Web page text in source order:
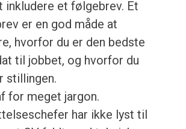
inkludere et følgebrev. Et
er en god måde at
hvorfor du er den bedste
til jobbet, og hvorfor du
stillingen.
for meget jargon.
har ikke lyst til